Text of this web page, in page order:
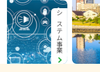
システム事業